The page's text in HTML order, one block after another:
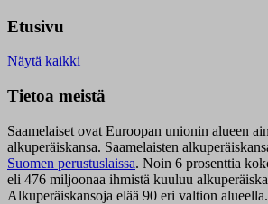
Etusivu
Näytä kaikki
Tietoa meistä
Saamelaiset ovat Euroopan unionin alueen
alkuperäiskansa. Saamelaisten
Suomen perustuslaissa. Noin 6 prosenttia
eli 476 miljoonaa ihmistä kuuluu
Alkuperäiskansoja elää 90 eri valtion alueella.